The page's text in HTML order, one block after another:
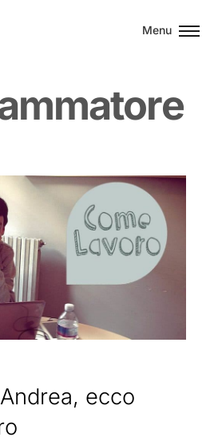
Menu
mmatore
ecco